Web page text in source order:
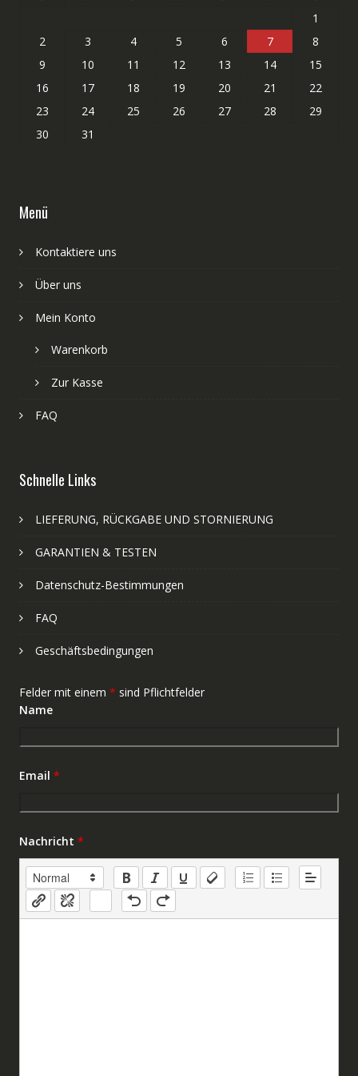
1
2
3 4 5 6 7
8
9
10 11 12 13 14
15
16
17 18 19 20 21
22
23
24 25 26 27 28
29
30
31
Menü
Kontaktiere uns
Über uns
Mein Konto
Warenkorb
Zur Kasse
FAQ
Schnelle Links
LIEFERUNG, RÜCKGABE UND STORNIERUNG
GARANTIEN & TESTEN
Datenschutz-Bestimmungen
FAQ
Geschäftsbedingungen
Felder mit einem * sind Pflichtfelder
Name
Email *
Nachricht *